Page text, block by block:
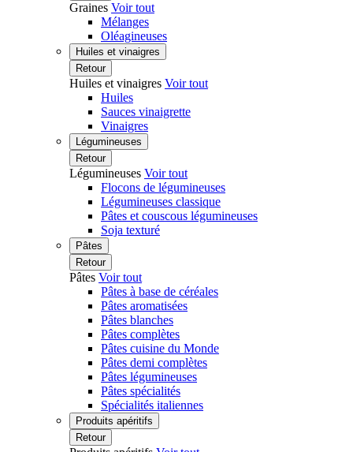
Graines Voir tout
Mélanges
Oléagineuses
Huiles et vinaigres
Retour
Huiles et vinaigres Voir tout
Huiles
Sauces vinaigrette
Vinaigres
Légumineuses
Retour
Légumineuses Voir tout
Flocons de légumineuses
Légumineuses classique
Pâtes et couscous légumineuses
Soja texturé
Pâtes
Retour
Pâtes Voir tout
Pâtes à base de céréales
Pâtes aromatisées
Pâtes blanches
Pâtes complètes
Pâtes cuisine du Monde
Pâtes demi complètes
Pâtes légumineuses
Pâtes spécialités
Spécialités italiennes
Produits apéritifs
Retour